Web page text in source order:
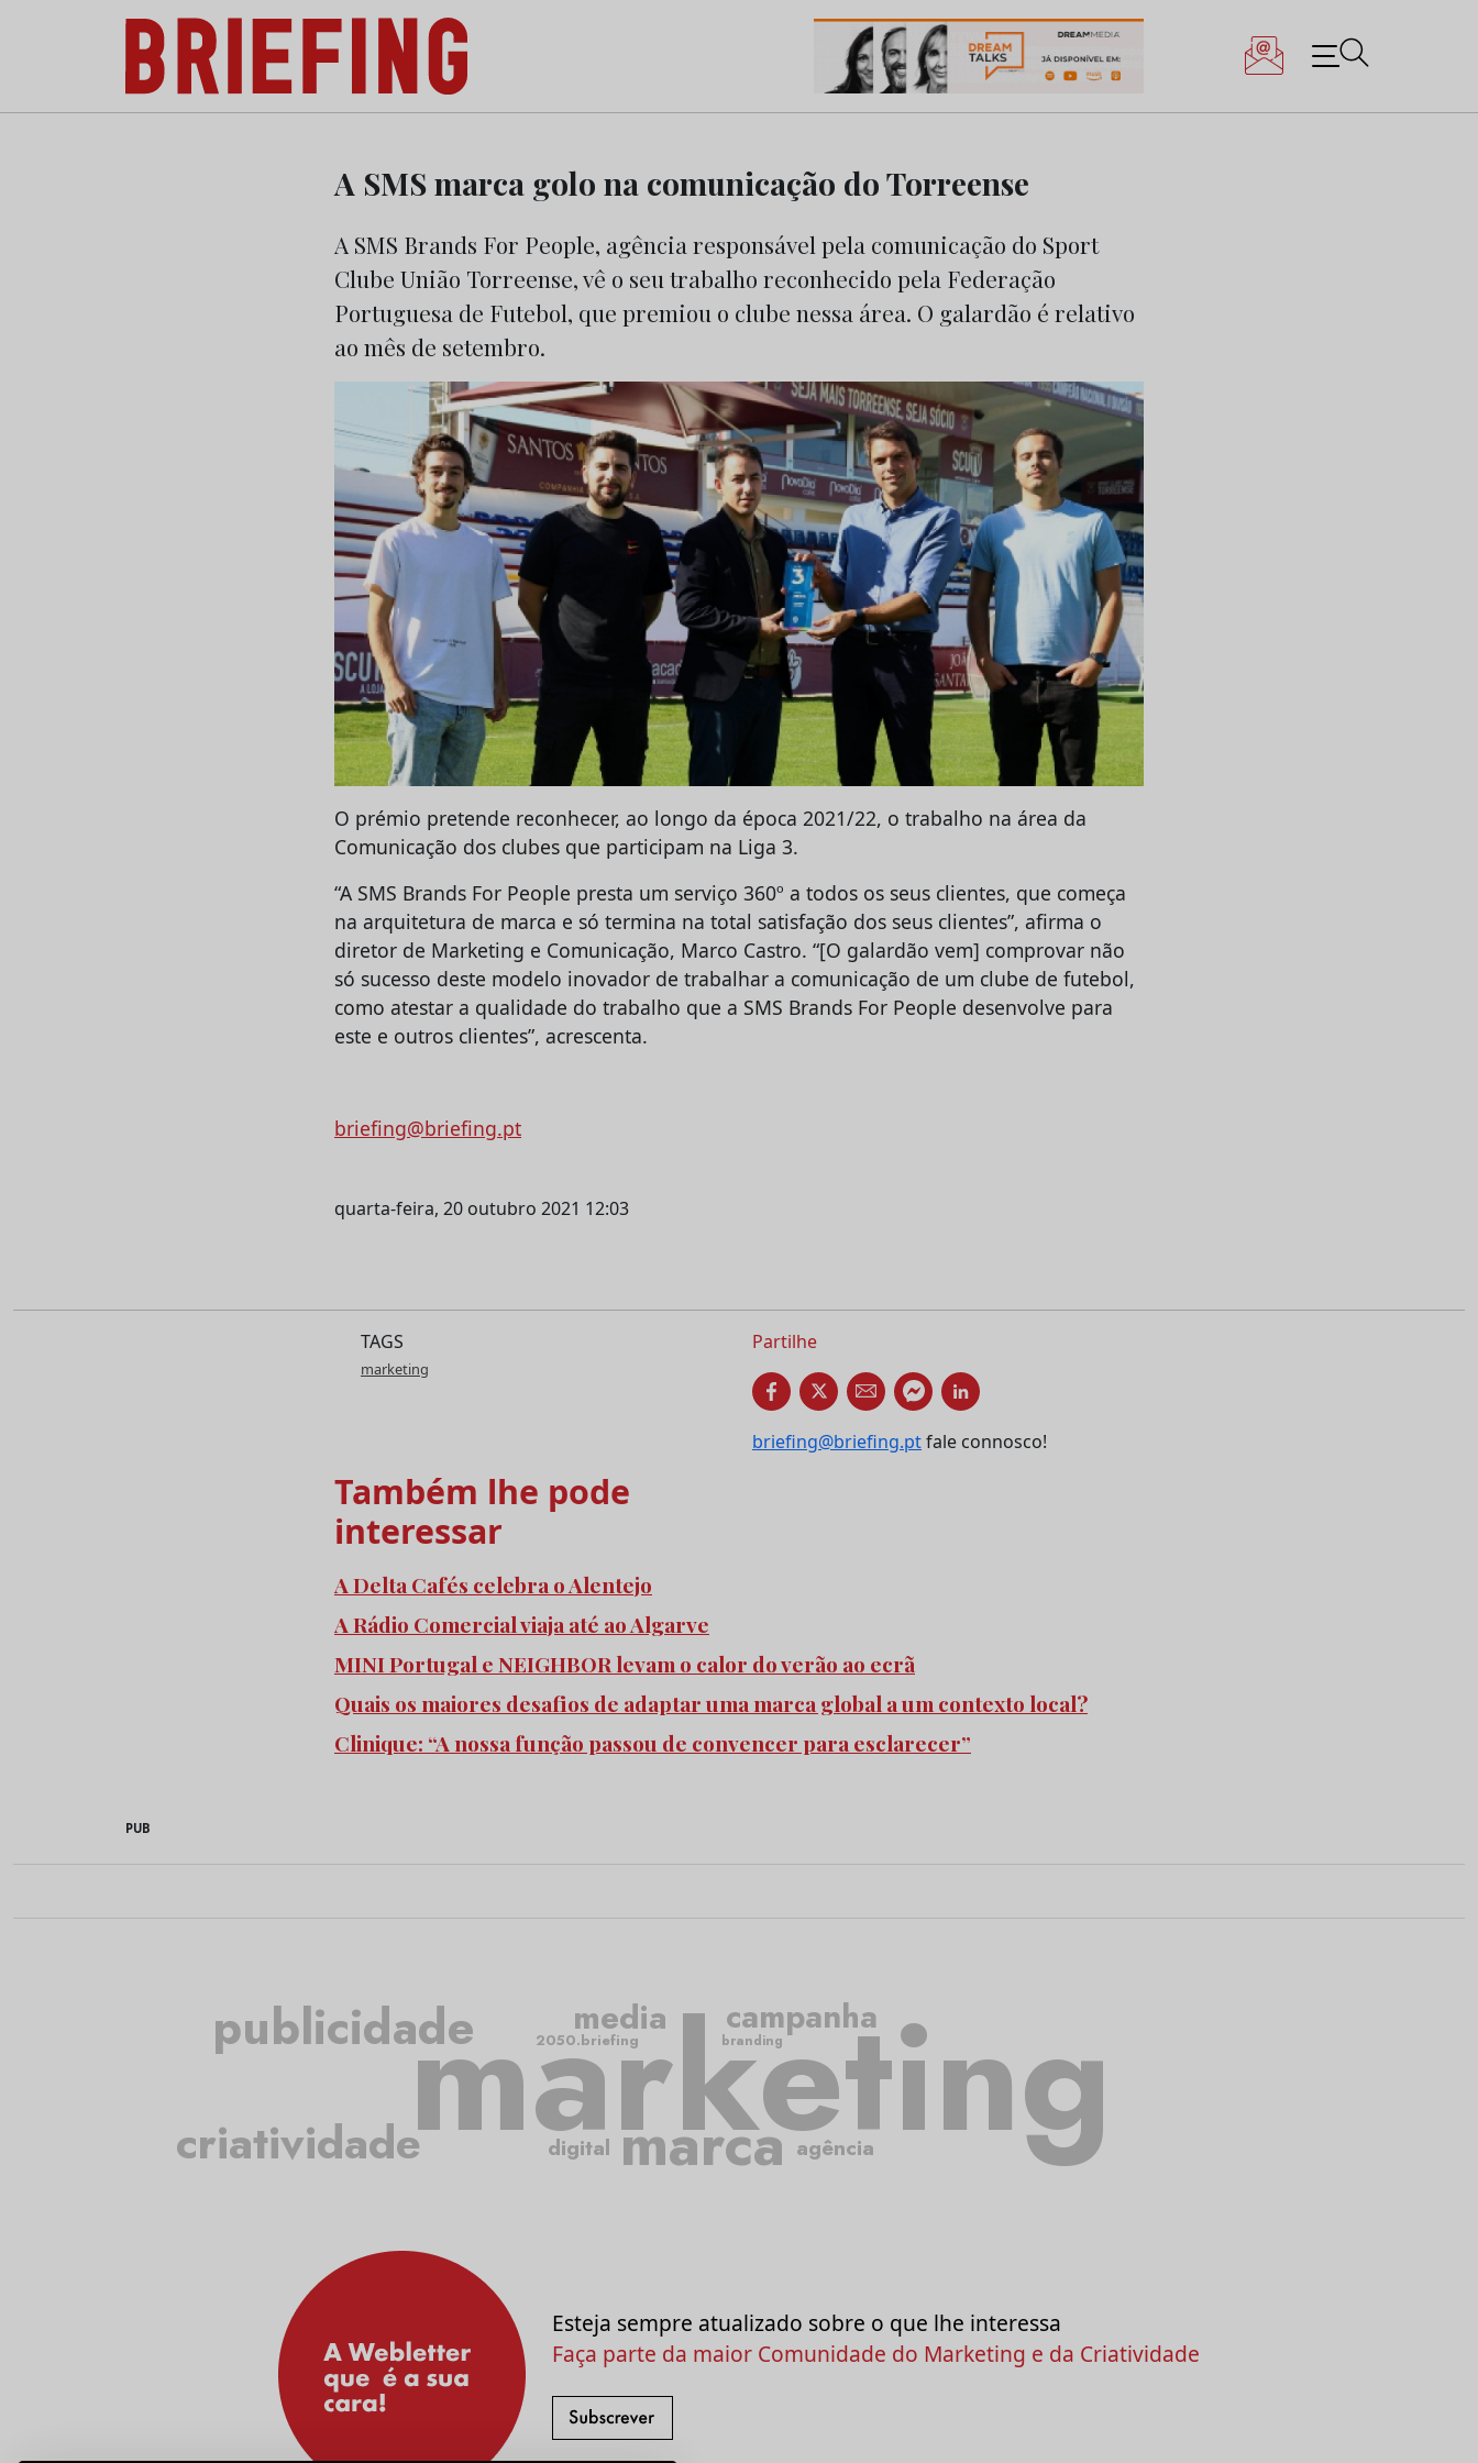
Briefing: Todas as notícias sobre os negócios do Marketing e da Publicidade
A SMS marca golo na comunicação do Torreense
A SMS Brands For People, agência responsável pela comunicação do Sport
Clube União Torreense, vê o seu trabalho reconhecido pela Federação
Portuguesa de Futebol, que premiou o clube nessa área. O galardão é relativo
ao mês de setembro.
O prémio pretende reconhecer, ao longo da época 2021/22, o trabalho na área da
Comunicação dos clubes que participam na Liga 3.
“A SMS Brands For People presta um serviço 360º a todos os seus clientes, que começa
na arquitetura de marca e só termina na total satisfação dos seus clientes”, afirma o
diretor de Marketing e Comunicação, Marco Castro. “[O galardão vem] comprovar não
só sucesso deste modelo inovador de trabalhar a comunicação de um clube de futebol,
como atestar a qualidade do trabalho que a SMS Brands For People desenvolve para
este e outros clientes”, acrescenta.
briefing@briefing.pt
quarta-feira, 20 outubro 2021 12:03
TAGS
marketing
Partilhe
briefing@briefing.ptfale connosco!
Também lhe pode
interessar
A Delta Cafés celebra o Alentejo
A Rádio Comercial viaja até ao Algarve
MINI Portugal e NEIGHBOR levam o calor do verão ao ecrã
Quais os maiores desafios de adaptar uma marca global a um contexto local?
Clinique: “A nossa função passou de convencer para esclarecer”
PUB
marketing
publicidade
marca
criatividade
campanha
media
agência
digital
2050.briefing branding
Esteja sempre atualizado sobre o que lhe interessa
Faça parte da maior Comunidade do Marketing e da Criatividade